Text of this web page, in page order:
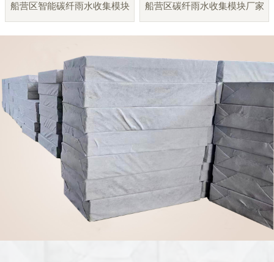
船营区智能碳纤雨水收集模块 船营区碳纤雨水收集模块厂家